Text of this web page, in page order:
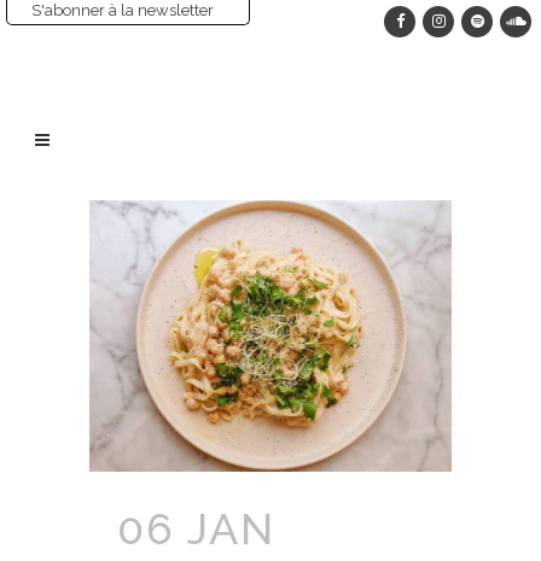
S'abonner à la newsletter
06 JAN